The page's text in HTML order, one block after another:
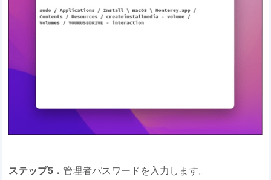
ステップ5．管理者パスワードを入力します。